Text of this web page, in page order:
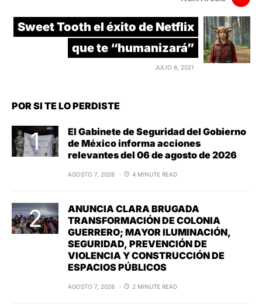
Sweet Tooth el éxito de Netflix
que te “humanizará”
JULIO 6, 2021
POR SI TE LO PERDISTE
El Gabinete de Seguridad del Gobierno
de México informa acciones
relevantes del 06 de agosto de 2026
AGOSTO 7, 2026 4 MINUTE READ
ANUNCIA CLARA BRUGADA
TRANSFORMACIÓN DE COLONIA
GUERRERO; MAYOR ILUMINACIÓN,
SEGURIDAD, PREVENCIÓN DE
VIOLENCIA Y CONSTRUCCIÓN DE
ESPACIOS PÚBLICOS
AGOSTO 7, 2026 2 MINUTE READ